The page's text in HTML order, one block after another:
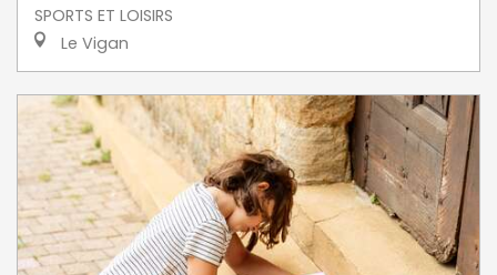
SPORTS ET LOISIRS
Le Vigan